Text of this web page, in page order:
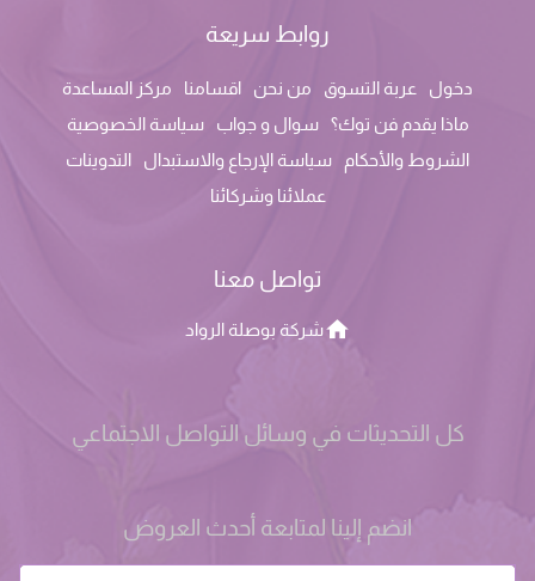
روابط سريعة
دخول عربة التسوق من نحن اقسامنا
مركز المساعدة
ماذا يقدم فن توك؟
سوال و جواب
سياسة الخصوصية
الشروط والأحكام
سياسة الإرجاع والاستبدال
التدوينات
عملائنا وشركائنا
تواصل معنا
شركة بوصلة الرواد
كل التحديثات في وسائل التواصل الاجتماعي
انضم إلينا لمتابعة أحدث العروض